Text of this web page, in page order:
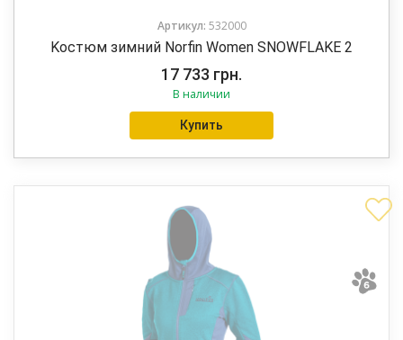
Артикул: 532000
Kостюм зимний Norfin Women SNOWFLAKE 2
17 733 грн.
В наличии
Купить